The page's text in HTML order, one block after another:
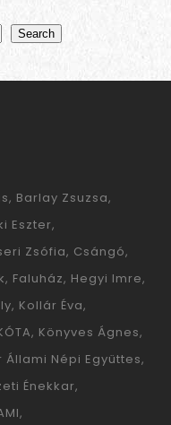
Search
Barlay Zsuzsa
Eszter
Zsófia Csángó
Faluház Hegyi Imre
Kollár Éva
Könyves Ágnes
Állami Népi Együttes
Énekkar